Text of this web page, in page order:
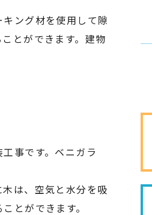
ング材を使用して隙
とができます。建物
事です。ベニガラ
は、空気と水分を吸
とができます。